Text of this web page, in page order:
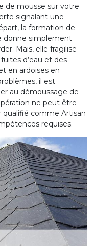
de mousse sur votre
signalant une
la formation de
donne simplement
Mais, elle fragilise
d’eau et des
en ardoises en
il est
au démoussage de
ne peut être
qualifié comme Artisan
requises.